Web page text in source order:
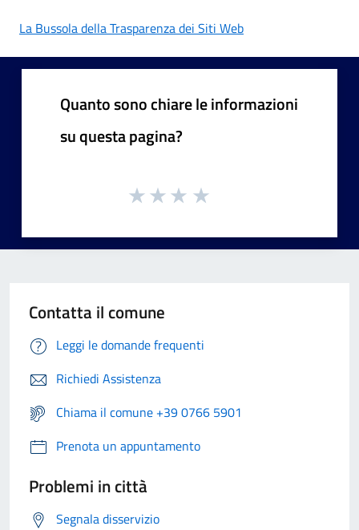
La Bussola della Trasparenza dei Siti Web
Quanto sono chiare le informazioni
su questa pagina?
Contatta il comune
Leggi le domande frequenti
Richiedi Assistenza
Chiama il comune +39 0766 5901
Prenota un appuntamento
Problemi in città
Segnala disservizio